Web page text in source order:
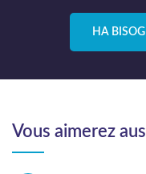
HA
Vous aimerez